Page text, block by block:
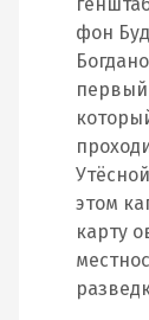
фон
этом
карту